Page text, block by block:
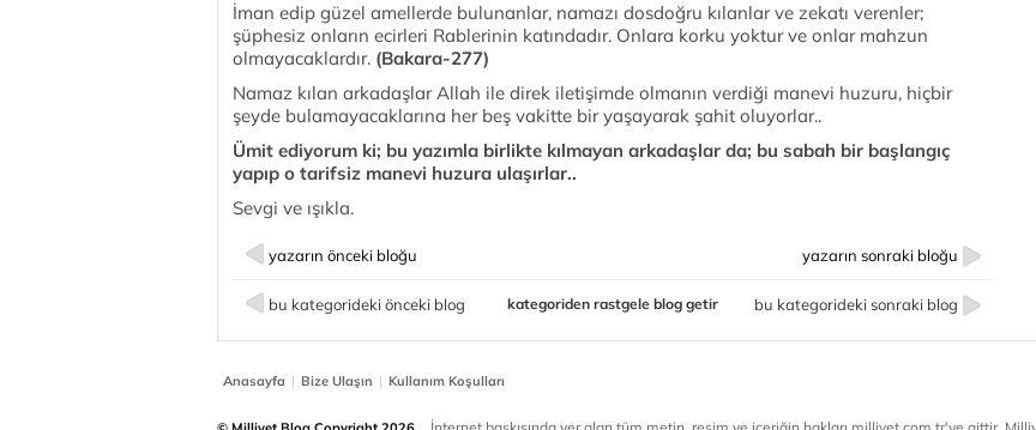
İman edip güzel amellerde bulunanlar, namazı dosdoğru kılanlar ve zekatı verenler;
şüphesiz onların ecirleri Rablerinin katındadır. Onlara korku yoktur ve onlar mahzun
olmayacaklardır. (Bakara-277)
Namaz kılan arkadaşlar Allah ile direk iletişimde olmanın verdiği manevi huzuru, hiçbir
şeyde bulamayacaklarına her beş vakitte bir yaşayarak şahit oluyorlar..
Ümit ediyorum ki; bu yazımla birlikte kılmayan arkadaşlar da; bu sabah bir başlangıç
yapıp o tarifsiz manevi huzura ulaşırlar..
Sevgi ve ışıkla.
yazarın önceki bloğu yazarın sonraki bloğu
bu kategorideki önceki blog bu kategorideki sonraki blog
kategoriden rastgele blog getir
Anasayfa | Bize Ulaşın | Kullanım Koşulları